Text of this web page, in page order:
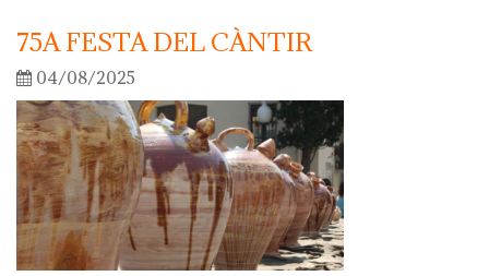
75A FESTA DEL CÀNTIR
04/08/2025